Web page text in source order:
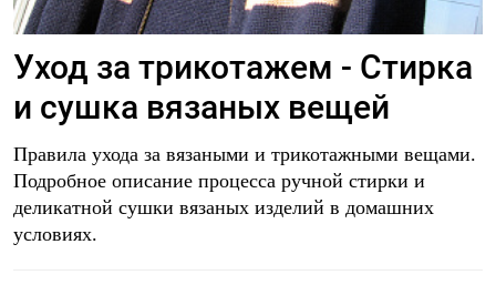
Уход за трикотажем - Стирка
и сушка вязаных вещей
Правила ухода за вязаными и трикотажными вещами.
Подробное описание процесса ручной стирки и
деликатной сушки вязаных изделий в домашних
условиях.